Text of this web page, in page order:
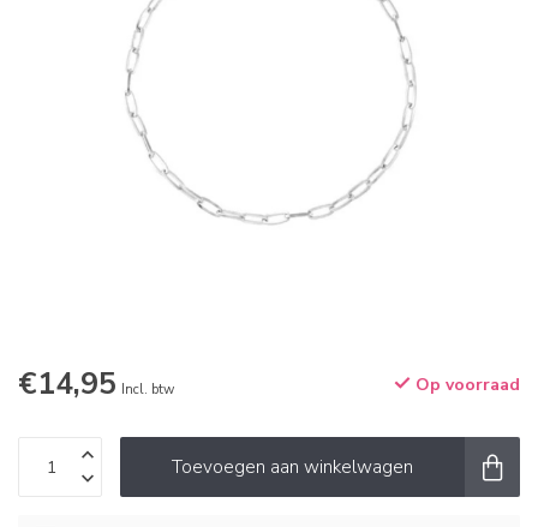
€14,95 Incl. btw Op voorraad
Toevoegen aan winkelwagen